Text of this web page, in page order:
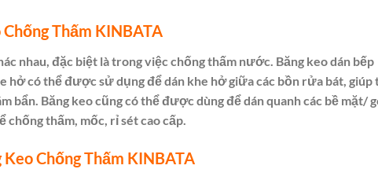
Thấm KINBATA
nhau, đặc biệt là trong việc chống thấm nước. Băng keo dán bếp
hở có thể được sử dụng để dán khe hở giữa các bồn rửa bát, giúp
bẩn. Băng keo cũng có thể được dùng để dán quanh các bề mặt/
thấm, mốc, rỉ sét cao cấp.
Chống Thấm KINBATA